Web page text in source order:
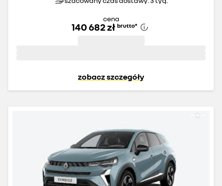
cena
140 682 zł brutto*
zobacz szczegóły